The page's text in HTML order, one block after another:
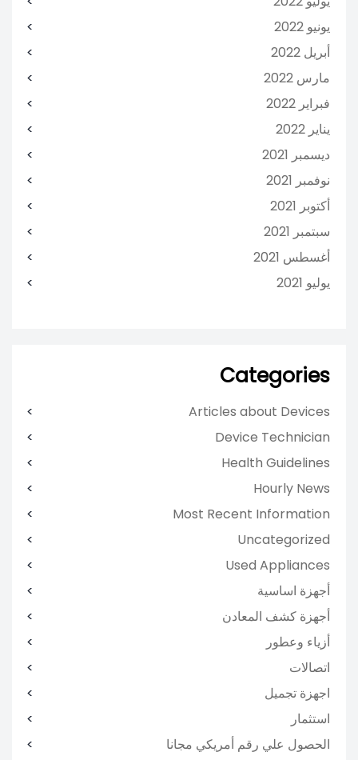
يونيو 2022
أبريل 2022
مارس 2022
فبراير 2022
يناير 2022
ديسمبر 2021
نوفمبر 2021
أكتوبر 2021
سبتمبر 2021
أغسطس 2021
يوليو 2021
Categories
Articles about Devices
Device Technician
Health Guidelines
Hourly News
Most Recent Information
Uncategorized
Used Appliances
أجهزة اساسية
أجهزة كشف المعادن
أزياء وعطور
اتصالات
اجهزة تجميل
استثمار
الحصول علي رقم أمريكي مجانا